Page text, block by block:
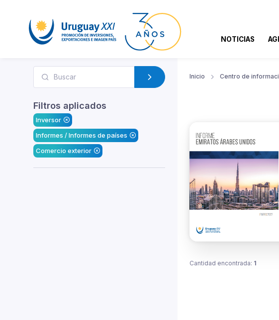
NOTICIAS
Filtros aplicados
Inversor
Informes / Informes de países
Comercio exterior
Inicio Centro de
Cantidad encontrada: 1